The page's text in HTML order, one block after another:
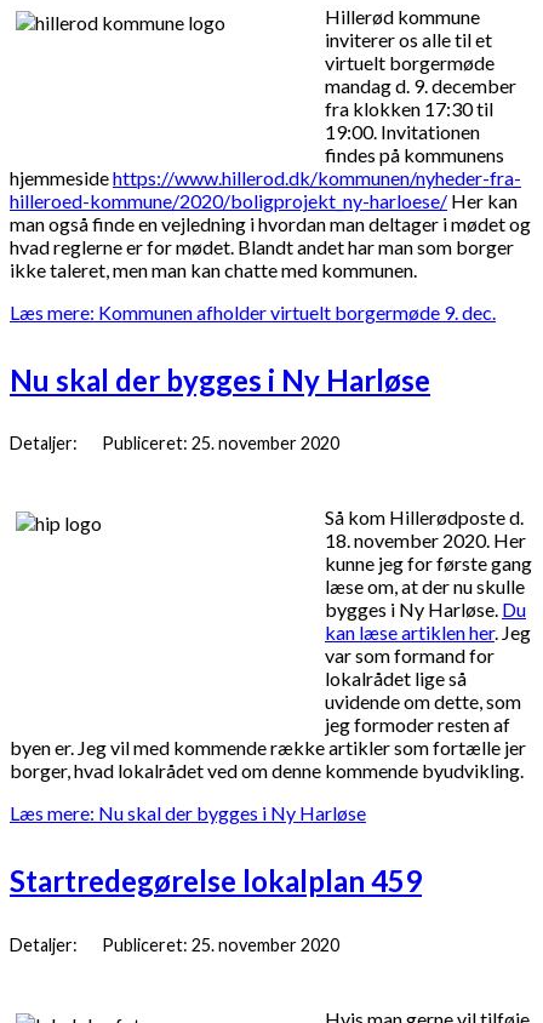
Hillerød kommune
inviterer os alle til et
virtuelt borgermøde
mandag d. 9. december
fra klokken 17:30 til
19:00. Invitationen
findes på kommunens
hjemmesidehttps://www.hillerod.dk/kommunen/nyheder-fra-
hilleroed-kommune/2020/boligprojekt_ny-harloese/ Her kan
man også finde en vejledning i hvordan man deltager i mødet og
hvad reglerne er for mødet. Blandt andet har man som borger
ikke taleret, men man kan chatte med kommunen.
Læs mere: Kommunen afholder virtuelt borgermøde 9. dec.
Nu skal der bygges i Ny Harløse
Detaljer: Publiceret: 25. november 2020
Så kom Hillerødposte d.
18. november 2020. Her
kunne jeg for første gang
læse om, at der nu skulle
bygges i Ny Harløse. Du
kan læse artiklen her. Jeg
var som formand for
lokalrådet lige så
uvidende om dette, som
jeg formoder resten af
byen er. Jeg vil med kommende række artikler som fortælle jer
borger, hvad lokalrådet ved om denne kommende byudvikling.
Læs mere: Nu skal der bygges i Ny Harløse
Startredegørelse lokalplan 459
Detaljer: Publiceret: 25. november 2020